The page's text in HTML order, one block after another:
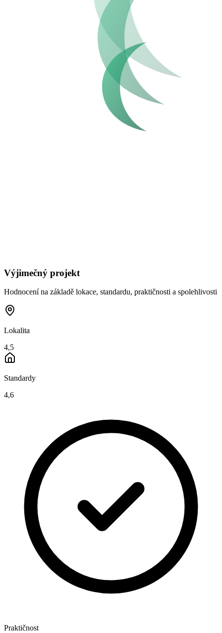
Výjimečný projekt
Hodnocení na základě lokace, standardu, praktičnosti a spolehlivosti
Lokalita
4,5
Standardy
4,6
Praktičnost